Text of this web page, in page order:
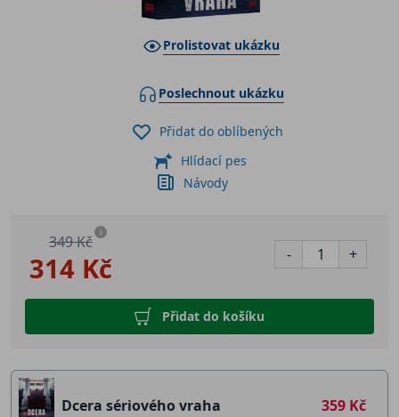
Prolistovat ukázku
Poslechnout ukázku
314 Kč
349 Kč i
- +
Přidat do košíku
Přidat do oblíbených
Hlídací pes
Návody
Dcera sériového vraha 359 Kč